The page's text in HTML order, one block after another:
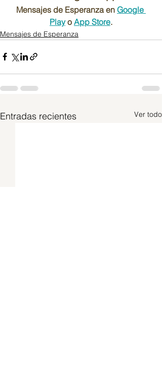
Mensajes de Esperanza en Google
Play o App Store.
Mensajes de Esperanza
Entradas recientes Ver todo